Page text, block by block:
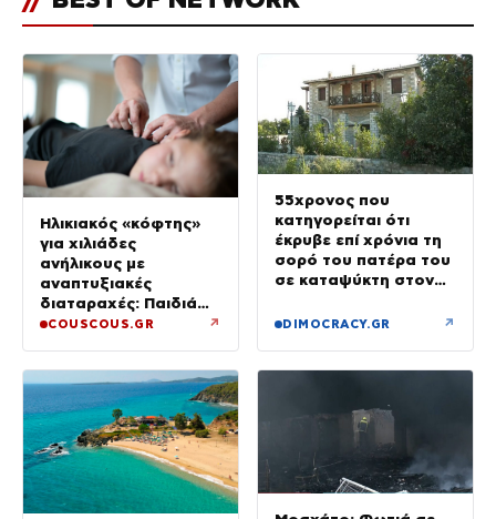
Ηλικιακός «κόφτης»
για χιλιάδες
ανήλικους με
αναπτυξιακές
διαταραχές: Παιδιά
ενός κατώτερου θεού
COUSCOUS.GR ↗
55χρονος που
κατηγορείται ότι
έκρυβε επί χρόνια τη
σορό του πατέρα του
σε καταψύκτη στον
του λόγια στους
DIMOCRACY.GR ↗